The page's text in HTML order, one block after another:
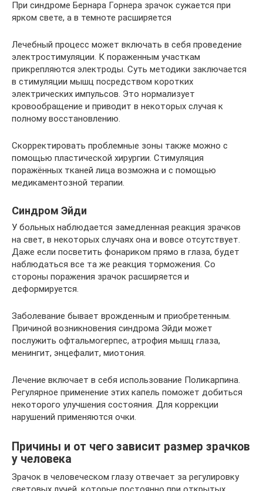
При синдроме Бернара Горнера зрачок сужается при
ярком свете, а в темноте расширяется
Лечебный процесс может включать в себя проведение
электростимуляции. К пораженным участкам
прикрепляются электроды. Суть методики заключается
в стимуляции мышц посредством коротких
электрических импульсов. Это нормализует
кровообращение и приводит в некоторых случая к
полному восстановлению.
Скорректировать проблемные зоны также можно с
помощью пластической хирургии. Стимуляция
поражённых тканей лица возможна и с помощью
медикаментозной терапии.
Синдром Эйди
У больных наблюдается замедленная реакция зрачков
на свет, в некоторых случаях она и вовсе отсутствует.
Даже если посветить фонариком прямо в глаза, будет
наблюдаться все та же реакция торможения. Со
стороны поражения зрачок расширяется и
деформируется.
Заболевание бывает врожденным и приобретенным.
Причиной возникновения синдрома Эйди может
послужить офтальмогерпес, атрофия мышц глаза,
менингит, энцефалит, миотония.
Лечение включает в себя использование Поликарпина.
Регулярное применение этих капель поможет добиться
некоторого улучшения состояния. Для коррекции
нарушений применяются очки.
Причины и от чего зависит размер зрачков
у человека
Зрачок в человеческом глазу отвечает за регулировку